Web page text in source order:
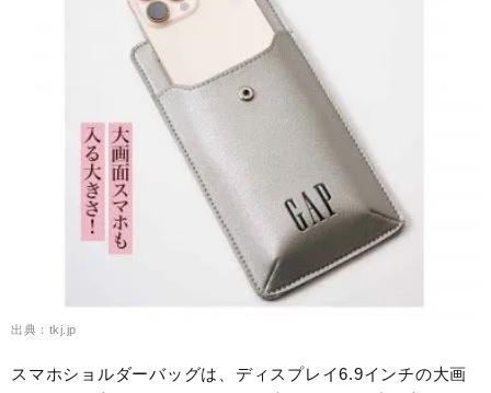
出典：tkj.jp
スマホショルダーバッグは、ディスプレイ6.9インチの大画